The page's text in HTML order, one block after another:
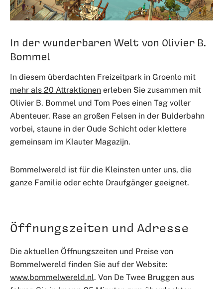
In der wunderbaren Welt von Olivier B.
Bommel
In diesem überdachten Freizeitpark in Groenlo mit
mehr als 20 Attraktionen erleben Sie zusammen mit
Olivier B. Bommel und Tom Poes einen Tag voller
Abenteuer. Rase an großen Felsen in der Bulderbahn
vorbei, staune in der Oude Schicht oder klettere
gemeinsam im Klauter Magazijn.
Bommelwereld ist für die Kleinsten unter uns, die
ganze Familie oder echte Draufgänger geeignet.
Öffnungszeiten und Adresse
Die aktuellen Öffnungszeiten und Preise von
Bommelwereld finden Sie auf der Website:
www.bommelwereld.nl. Von De Twee Bruggen aus